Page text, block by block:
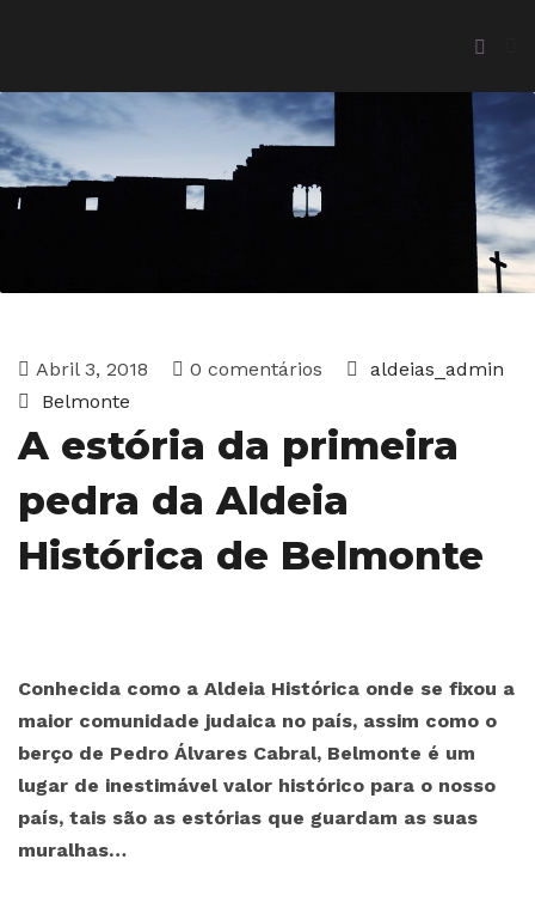
Abril 3, 2018 0 comentários
aldeias_admin
Belmonte
A estória da primeira
pedra da Aldeia
Histórica de Belmonte
Conhecida como a Aldeia Histórica onde se fixou a
maior comunidade judaica no país, assim como o
berço de Pedro Álvares Cabral, Belmonte é um
lugar de inestimável valor histórico para o nosso
país, tais são as estórias que guardam as suas
muralhas…